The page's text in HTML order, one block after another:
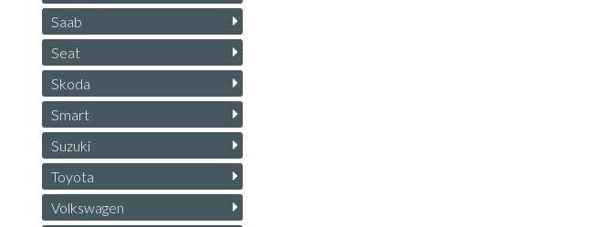
Saab
Seat
Skoda
Smart
Suzuki
Toyota
Volkswagen